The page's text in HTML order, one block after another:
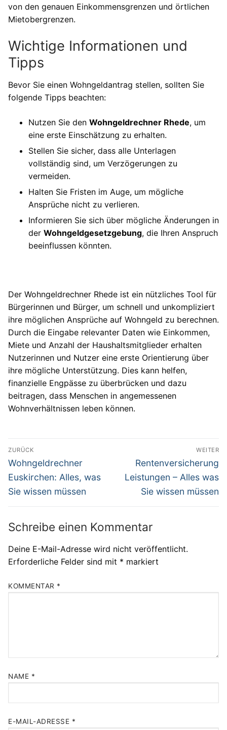
von den genauen Einkommensgrenzen und örtlichen
Mietobergrenzen.
Wichtige Informationen und
Tipps
Bevor Sie einen Wohngeldantrag stellen, sollten Sie
folgende Tipps beachten:
Nutzen Sie den Wohngeldrechner Rhede, um
eine erste Einschätzung zu erhalten.
Stellen Sie sicher, dass alle Unterlagen
vollständig sind, um Verzögerungen zu
vermeiden.
Halten Sie Fristen im Auge, um mögliche
Ansprüche nicht zu verlieren.
Informieren Sie sich über mögliche Änderungen in
der Wohngeldgesetzgebung, die Ihren Anspruch
beeinflussen könnten.
Der Wohngeldrechner Rhede ist ein nützliches Tool für
Bürgerinnen und Bürger, um schnell und unkompliziert
ihre möglichen Ansprüche auf Wohngeld zu berechnen.
Durch die Eingabe relevanter Daten wie Einkommen,
Miete und Anzahl der Haushaltsmitglieder erhalten
Nutzerinnen und Nutzer eine erste Orientierung über
ihre mögliche Unterstützung. Dies kann helfen,
finanzielle Engpässe zu überbrücken und dazu
beitragen, dass Menschen in angemessenen
Wohnverhältnissen leben können.
Beitragsnavigation
ZURÜCK
Vorheriger
Beitrag:
Wohngeldrechner
Euskirchen: Alles, was
Sie wissen müssen
WEITER
Nächster
Beitrag:
Rentenversicherung
Leistungen – Alles was
Sie wissen müssen
Schreibe einen Kommentar
Deine E-Mail-Adresse wird nicht veröffentlicht.
Erforderliche Felder sind mit * markiert
KOMMENTAR *
NAME *
E-MAIL-ADRESSE *